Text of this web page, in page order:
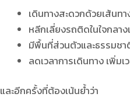
เดินทางสะดวกด้วยเส้นท
หลีกเลี่ยงรถติดในใจกลาง
มีพื้นที่ส่วนตัวและธรรมชา
ลดเวลาการเดินทาง เพิ่ม
และอีกครั้งที่ต้องเน้นย้ำว่า